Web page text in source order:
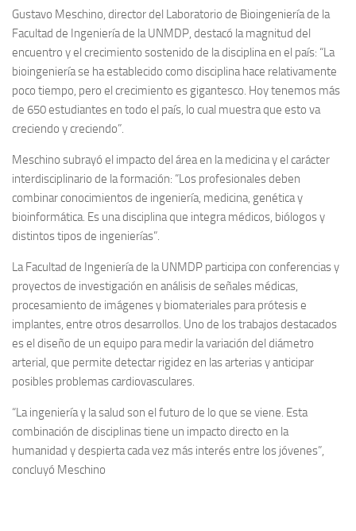
Gustavo Meschino, director del Laboratorio de Bioingeniería de la
Facultad de Ingeniería de la UNMDP, destacó la magnitud del
encuentro y el crecimiento sostenido de la disciplina en el país: “La
bioingeniería se ha establecido como disciplina hace relativamente
poco tiempo, pero el crecimiento es gigantesco. Hoy tenemos más
de 650 estudiantes en todo el país, lo cual muestra que esto va
creciendo y creciendo”.
Meschino subrayó el impacto del área en la medicina y el carácter
interdisciplinario de la formación: “Los profesionales deben
combinar conocimientos de ingeniería, medicina, genética y
bioinformática. Es una disciplina que integra médicos, biólogos y
distintos tipos de ingenierías”.
La Facultad de Ingeniería de la UNMDP participa con conferencias y
proyectos de investigación en análisis de señales médicas,
procesamiento de imágenes y biomateriales para prótesis e
implantes, entre otros desarrollos. Uno de los trabajos destacados
es el diseño de un equipo para medir la variación del diámetro
arterial, que permite detectar rigidez en las arterias y anticipar
posibles problemas cardiovasculares.
“La ingeniería y la salud son el futuro de lo que se viene. Esta
combinación de disciplinas tiene un impacto directo en la
humanidad y despierta cada vez más interés entre los jóvenes”,
concluyó Meschino